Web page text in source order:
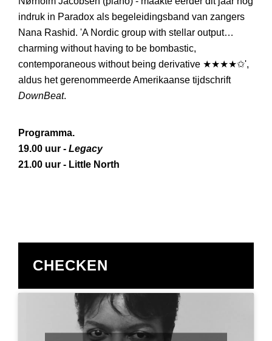
indruk in Paradox als begeleidingsband van zangers
Nana Rashid. 'A Nordic group with stellar output…
charming without having to be bombastic,
contemporaneous without being derivative ★★★★✩',
aldus het gerenommeerde Amerikaanse tijdschrift
DownBeat.
Programma.
19.00 uur - Legacy
21.00 uur - Little North
CHECKEN